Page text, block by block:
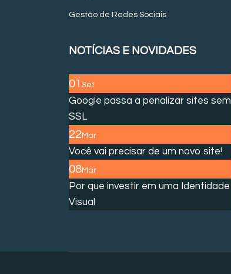
Gestão de Redes Sociais
NOTÍCIAS E NOVIDADES
01 Set
Google passa a penalizar sites sem
SSL
22 Mar
Você vai precisar de um novo site!
08Mar
Por que investir em uma Identidade
Visual